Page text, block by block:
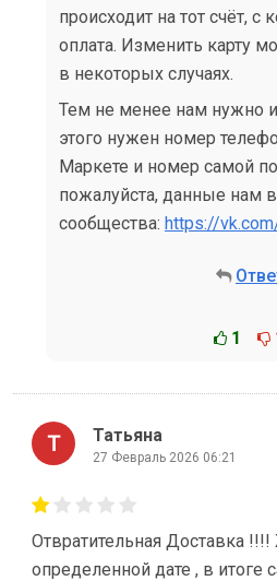
происходит на тот счёт, с
оплата. Изменить карту
в некоторых случаях.
Тем не менее нам нужно
этого нужен номер
Маркете и номер самой
пожалуйста, данные нам
сообщества: https://
1
Татьяна
27 Февраль 2026 06:21
Отвратительная Доставка
определенной дате , в итоге